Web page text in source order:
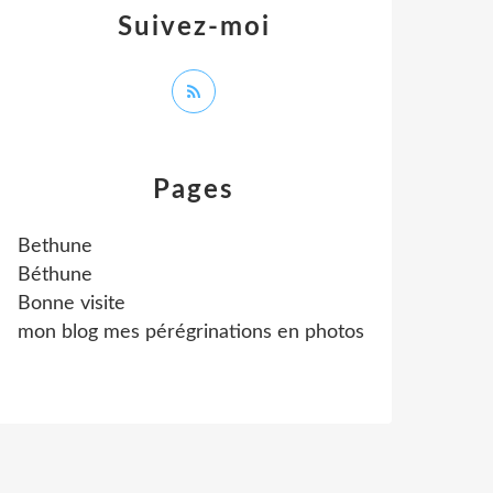
Pages
Bethune
Béthune
Bonne visite
mon blog mes pérégrinations en photos
Suivez-moi